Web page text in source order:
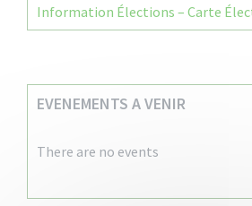
Information Élections – Carte
EVENEMENTS A VENIR
There are no events